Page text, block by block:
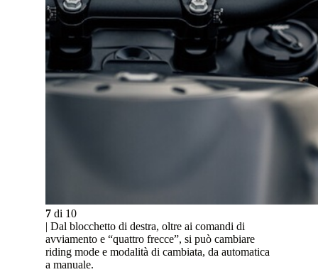
7 di 10
| Dal blocchetto di destra, oltre ai comandi di
avviamento e “quattro frecce”, si può cambiare
riding mode e modalità di cambiata, da automatica
a manuale.